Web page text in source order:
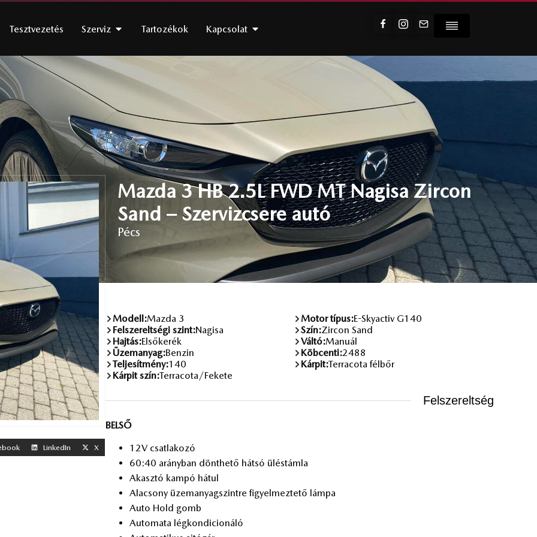
Tesztvezetés Szerviz Tartozékok Kapcsolat
Mazda 3 HB 2.5L FWD MT Nagisa Zircon
Sand – Szervizcsere autó
Pécs
LinkedIn X
Modell:Mazda 3 Motor típus:E-Skyactiv G140
Felszereltségi szint:Nagisa Szín:Zircon Sand
Hajtás:Elsőkerék Váltó:Manuál
Üzemanyag:Benzin Köbcenti:2488
Teljesítmény:140 Kárpit:Terracota félbőr
Kárpit szín:Terracota/Fekete
Felszereltség
BELSŐ
12V csat­la­ko­zó
60:40 arány­ban dönt­he­tő hát­só ülés­tám­la
Akasz­tó kam­pó há­tul
Ala­csony üzem­anyag­szint­re fi­gyel­mez­te­tő lám­pa
Auto Hold gomb
Au­to­ma­ta lég­kon­di­ci­o­ná­ló